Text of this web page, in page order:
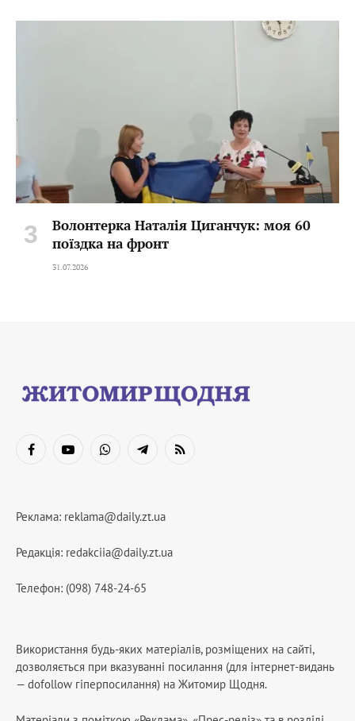
Волонтерка Наталія Циганчук: моя 60
поїздка на фронт
31.07.2026
FacebookYouTubeWhatsAppTelegramRSS
Реклама: reklama@daily.zt.ua
Редакція: redakciia@daily.zt.ua
Телефон: (098) 748-24-65
Використання будь-яких матеріалів, розміщених на сайті,
дозволяється при вказуванні посилання (для інтернет-видань
— dofollow гіперпосилання) на Житомир Щодня.